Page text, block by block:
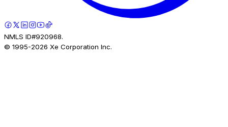
NMLS ID#920968.
© 1995-2026 Xe Corporation Inc.